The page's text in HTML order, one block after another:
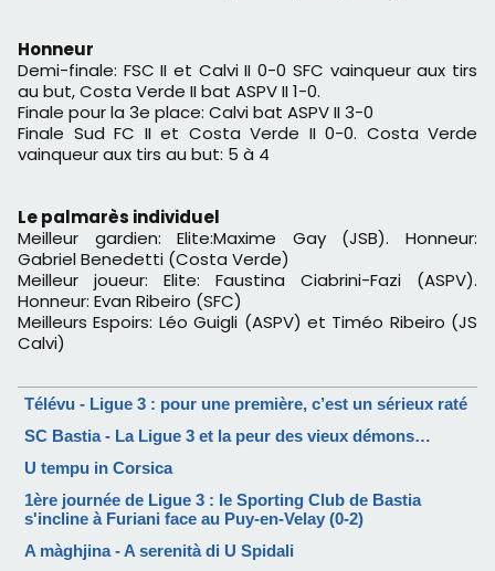
Honneur
Demi-finale: FSC II et Calvi II 0-0 SFC vainqueur aux tirs
au but, Costa Verde II bat ASPV II 1-0.
Finale pour la 3e place: Calvi bat ASPV II 3-0
Finale Sud FC II et Costa Verde II 0-0. Costa Verde
vainqueur aux tirs au but: 5 à 4
Le palmarès individuel
Meilleur gardien: Elite:Maxime Gay (JSB). Honneur:
Gabriel Benedetti (Costa Verde)
Meilleur joueur: Elite: Faustina Ciabrini-Fazi (ASPV).
Honneur: Evan Ribeiro (SFC)
Meilleurs Espoirs: Léo Guigli (ASPV) et Timéo Ribeiro (JS
Calvi)
Télévu - Ligue 3 : pour une première, c’est un sérieux raté
SC Bastia - La Ligue 3 et la peur des vieux démons…
U tempu in Corsica
1ère journée de Ligue 3 : le Sporting Club de Bastia
s'incline à Furiani face au Puy-en-Velay (0-2)
A màghjina - A serenità di U Spidali